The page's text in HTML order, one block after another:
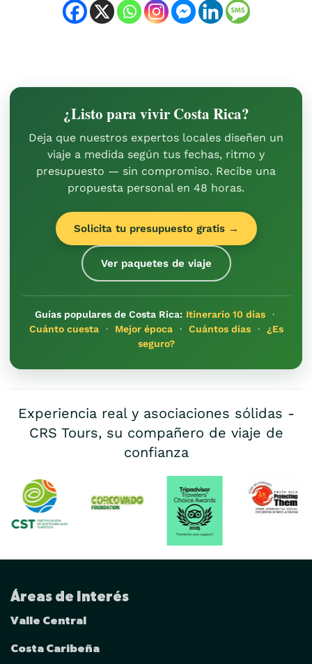
¿Listo para vivir Costa Rica?
Deja que nuestros expertos locales diseñen un
viaje a medida según tus fechas, ritmo y
presupuesto — sin compromiso. Recibe una
propuesta personal en 48 horas.
Solicita tu presupuesto gratis →
Ver paquetes de viaje
Guías populares de Costa Rica: Itinerario 10 días·
Cuánto cuesta· Mejor época· Cuántos días· ¿Es
seguro?
Experiencia real y asociaciones sólidas -
CRS Tours, su compañero de viaje de
confianza
Áreas de Interés
Valle Central
Costa Caribeña